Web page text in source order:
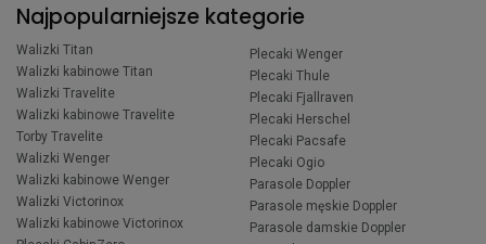
Najpopularniejsze kategorie
Walizki Titan
Walizki kabinowe Titan
Walizki Travelite
Walizki kabinowe Travelite
Torby Travelite
Walizki Wenger
Walizki kabinowe Wenger
Walizki Victorinox
Walizki kabinowe Victorinox
Plecaki Wenger
Plecaki Thule
Plecaki Fjallraven
Plecaki Herschel
Plecaki Pacsafe
Plecaki Ogio
Parasole Doppler
Parasole męskie Doppler
Parasole damskie Doppler